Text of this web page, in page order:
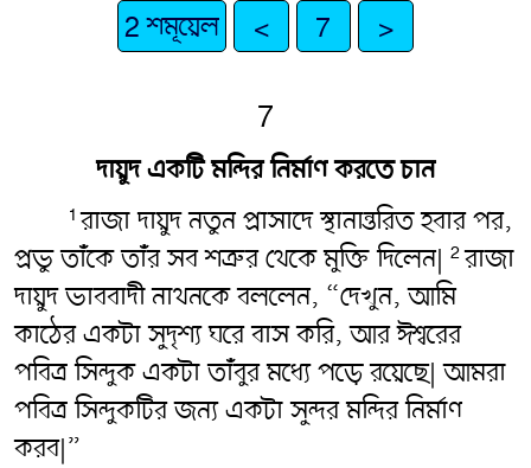
2 শমূয়েল < 7 >
7
দায়ুদ একটি মন্দির নির্মাণ করতে চান
1রাজা দায়ুদ নতুন প্রাসাদে স্থানান্তরিত হবার পর,
প্রভু তাঁকে তাঁর সব শত্রুর থেকে মুক্তি দিলেন| 2রাজা
দায়ুদ ভাববাদী নাথনকে বললেন, “দেখুন, আমি
কাঠের একটা সুদৃশ্য ঘরে বাস করি, আর ঈশ্বরের
পবিত্র সিন্দুক একটা তাঁবুর মধ্যে পড়ে রয়েছে| আমরা
পবিত্র সিন্দুকটির জন্য একটা সুন্দর মন্দির নির্মাণ
করব|”